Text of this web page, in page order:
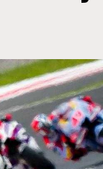
MOTOGP/
Doublé